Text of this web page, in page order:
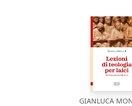
GIANLUCA